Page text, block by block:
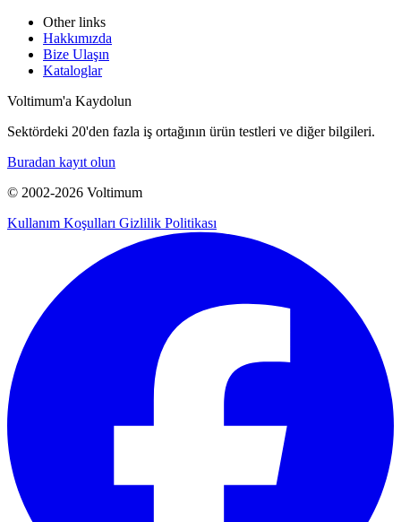
Other links
Hakkımızda
Bize Ulaşın
Kataloglar
Voltimum'a Kaydolun
Sektördeki 20'den fazla iş ortağının ürün testleri ve diğer bilgileri.
Buradan kayıt olun
© 2002-2026 Voltimum
Kullanım Koşulları Gizlilik Politikası